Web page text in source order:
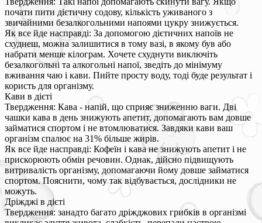
почати пити дієтичну содову, кількість уживаного з
звичайними безалкогольними напоями цукру знижується.
Як все йде насправді: За допомогою дієтичних напоїв не
схуднеш, можна залишитися в тому вазі, в якому був або
набрати менше кілограм. Хочете схуднути виключіть
безалкогольні та алкогольні напої, зведіть до мінімуму
вживання чаю і кави. Пийте просту воду, тоді буде результат і
користь для організму.
Кави в дієті
Твердження: Кава - напій, що сприяє зниженню ваги. Дві
чашки кава в день знижують апетит, допомагають вам довше
займатися спортом і не втомлюватися. Завдяки кави ваш
організм спалює на 31% більше жирів.
Як все йде насправді: Кофеїн і кава не знижують апетит і не
прискорюють обмін речовин. Однак, дійсно підвищують
витривалість організму, допомагаючи йому довше займатися
спортом. Пояснити, чому так відбувається, дослідники не
можуть.
Дріжджі в дієті
Твердження: занадто багато дріжджових грибків в організмі